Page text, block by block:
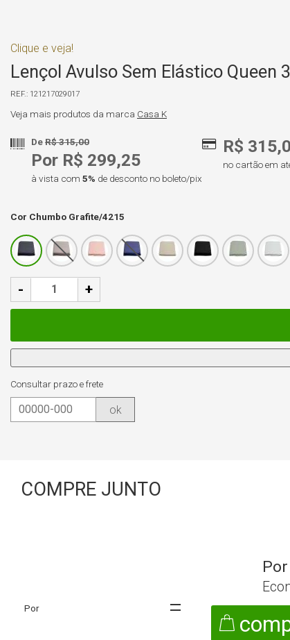
Clique e veja!
Lençol Avulso Sem Elástico Queen
121217029017
Veja mais produtos da marca Casa K
DeR$ 315,00
Por R$ 299,25
à vista com 5% de desconto no boleto/pix
R$
no cartão em
Cor Chumbo Grafite/4215
- +
Consultar prazo e frete
ok
COMPRE JUNTO